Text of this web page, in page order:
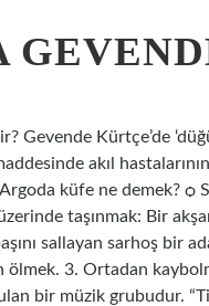
Gevende Kürtçe’de
akıl
küfe ne demek? ѻ
taşınmak: Bir
sallayan sarhoş bir
ölmek. 3. Ortadan
bir müzik grubudur.